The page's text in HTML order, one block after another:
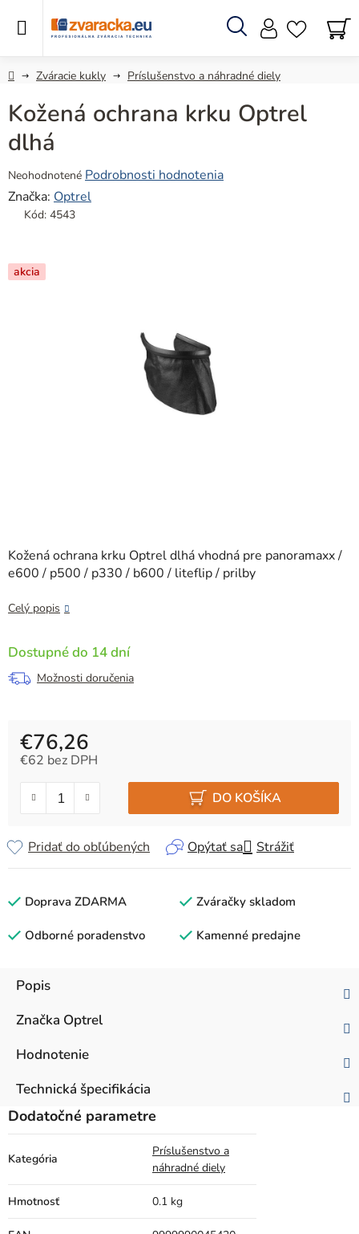
Hľadať
DomovZváracie kukly Príslušenstvo a náhradné diely
Kožená ochrana krku Optrel dlhá vhodná pre panoramaxx /
e600 / p500 / p330 / b600 / liteflip / prilby
Celý popis
Dostupné do 14 dní
Možnosti doručenia
€76,26
€62 bez DPH
DO KOŠÍKA
Opýtať sa Strážiť
Pridať do obľúbených
Kožená ochrana krku Optrel
dlhá
Priemerné
hodnotenie
produktu
z
5
Neohodnotené Podrobnosti hodnotenia
Značka: Optrel
Kód: 4543
akcia
Doprava ZDARMA Zváračky skladom
Odborné poradenstvo Kamenné predajne
Popis
Značka Optrel
Hodnotenie
Technická špecifikácia
Dodatočné parametre
Kategória
Príslušenstvo a
náhradné diely
Hmotnosť 0.1 kg